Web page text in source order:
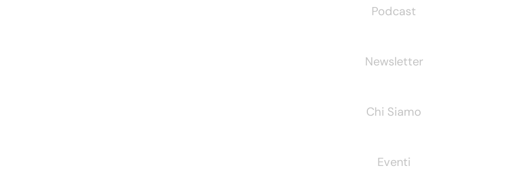
Podcast
Newsletter
Chi Siamo
Eventi